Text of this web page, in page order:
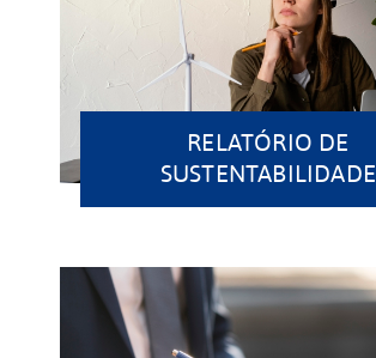
RELATÓRIO DE
SUSTENTABILIDADE